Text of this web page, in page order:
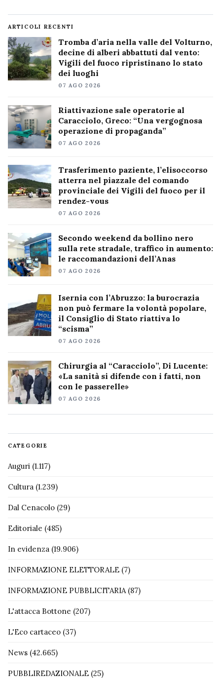
ARTICOLI RECENTI
Tromba d’aria nella valle del Volturno,
decine di alberi abbattuti dal vento:
Vigili del fuoco ripristinano lo stato
dei luoghi
07 AGO 2026
Riattivazione sale operatorie al
Caracciolo, Greco: “Una vergognosa
operazione di propaganda”
07 AGO 2026
Trasferimento paziente, l’elisoccorso
atterra nel piazzale del comando
provinciale dei Vigili del fuoco per il
rendez-vous
07 AGO 2026
Secondo weekend da bollino nero
sulla rete stradale, traffico in aumento:
le raccomandazioni dell’Anas
07 AGO 2026
Isernia con l’Abruzzo: la burocrazia
non può fermare la volontà popolare,
il Consiglio di Stato riattiva lo
“scisma”
07 AGO 2026
Chirurgia al “Caracciolo”, Di Lucente:
«La sanità si difende con i fatti, non
con le passerelle»
07 AGO 2026
CATEGORIE
Auguri (1.117)
Cultura (1.239)
Dal Cenacolo (29)
Editoriale (485)
In evidenza (19.906)
INFORMAZIONE ELETTORALE (7)
INFORMAZIONE PUBBLICITARIA(87)
L'attacca Bottone (207)
L'Eco cartaceo (37)
News (42.665)
PUBBLIREDAZIONALE (25)